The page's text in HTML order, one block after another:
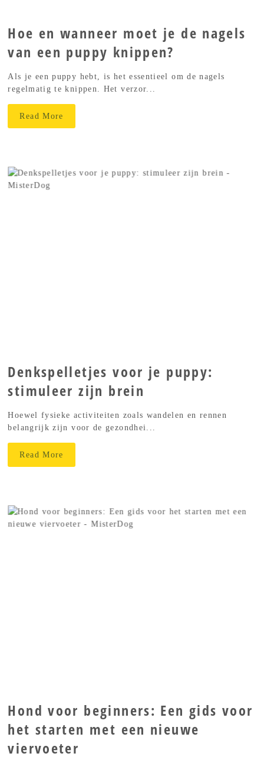
Hoe en wanneer moet je de nagels
van een puppy knippen?
Als je een puppy hebt, is het essentieel om de nagels
regelmatig te knippen. Het verzor...
Read More
Denkspelletjes voor je puppy:
stimuleer zijn brein
Hoewel fysieke activiteiten zoals wandelen en rennen
belangrijk zijn voor de gezondhei...
Read More
Hond voor beginners: Een gids voor
het starten met een nieuwe
viervoeter